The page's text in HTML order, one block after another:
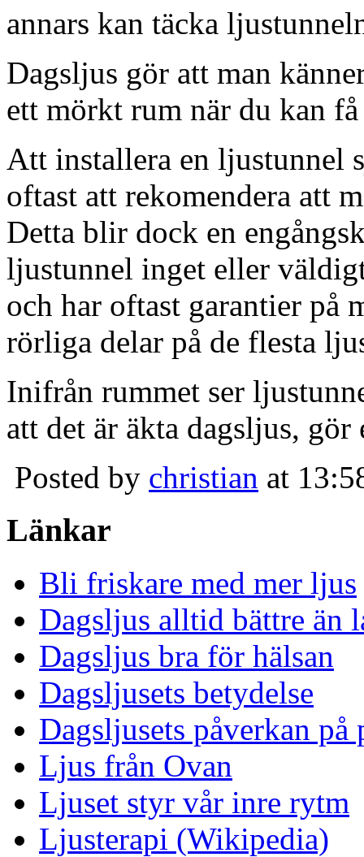
annars kan täcka
Dagsljus gör att man
ett mörkt rum när du kan
Att installera en ljustunnel
oftast att rekomendera att
Detta blir dock en
ljustunnel inget eller
och har oftast garantier på
rörliga delar på de flesta
Inifrån rummet ser
att det är äkta dagsljus,
Posted by christian at
Länkar
Bli friskare med mer ljus
Dagsljus alltid bättre än
Dagsljus bra för hälsan
Dagsljusets betydelse
Dagsljusets påverkan på
Ljus från Ovan
Ljuset styr vår inre rytm
Ljusterapi (Wikipedia)